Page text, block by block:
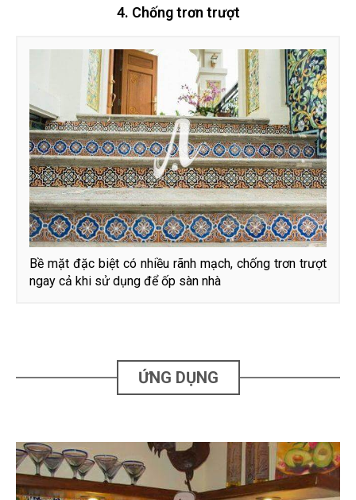
4. Chống trơn trượt
Bề mặt đặc biệt có nhiều rãnh mạch, chống trơn trượt
ngay cả khi sử dụng để ốp sàn nhà
ỨNG DỤNG